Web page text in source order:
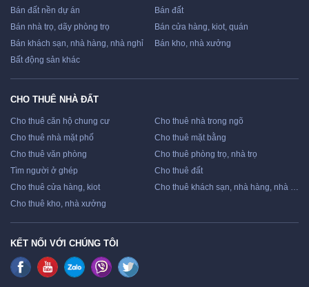
Bán đất nền dự án
Bán đất
Bán nhà trọ, dãy phòng trọ
Bán cửa hàng, kiot, quán
Bán khách sạn, nhà hàng, nhà nghỉ
Bán kho, nhà xưởng
Bất động sản khác
CHO THUÊ NHÀ ĐẤT
Cho thuê căn hộ chung cư
Cho thuê nhà trong ngõ
Cho thuê nhà mặt phố
Cho thuê mặt bằng
Cho thuê văn phòng
Cho thuê phòng trọ, nhà trọ
Tìm người ở ghép
Cho thuê đất
Cho thuê cửa hàng, kiot
Cho thuê khách sạn, nhà hàng, nhà nghỉ
Cho thuê kho, nhà xưởng
KẾT NỐI VỚI CHÚNG TÔI